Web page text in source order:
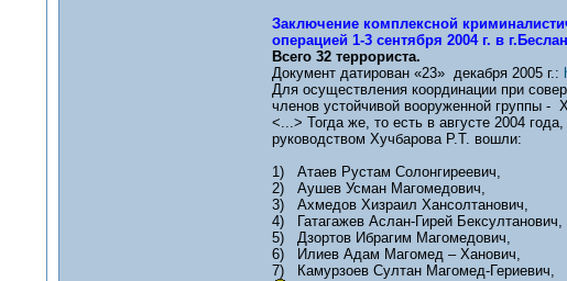
Заключение комплексной
операцией 1-3 сентября 2004 г. в
Всего 32 террориста.
Документ датирован «23» декабря 2005 г.:
Для осуществления координации при
членов устойчивой вооруженной группы -
<...> Тогда же, то есть в августе 2004
руководством Хучбарова Р.Т. вошли:
1) Атаев Рустам Солонгиреевич,
2) Аушев Усман Магомедович,
3) Ахмедов Хизраил Хансолтанович,
4) Гатагажев Аслан-Гирей Бексултанович,
5) Дзортов Ибрагим Магомедович,
6) Илиев Адам Магомед – Ханович,
7) Камурзоев Султан Магомед-Гериевич,